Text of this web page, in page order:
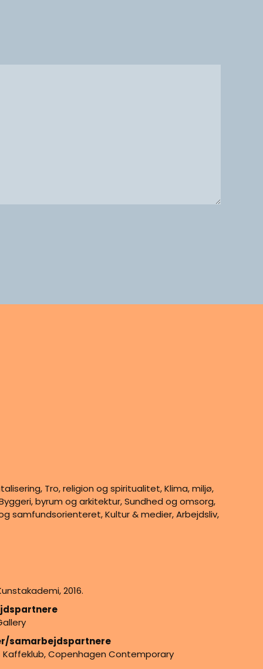
Tro, religion og spiritualitet, Klima, miljø,
byrum og arkitektur, Sundhed og omsorg,
samfundsorienteret, Kultur & medier, Arbejdsliv,
2016.
samarbejdspartnere
Copenhagen Contemporary